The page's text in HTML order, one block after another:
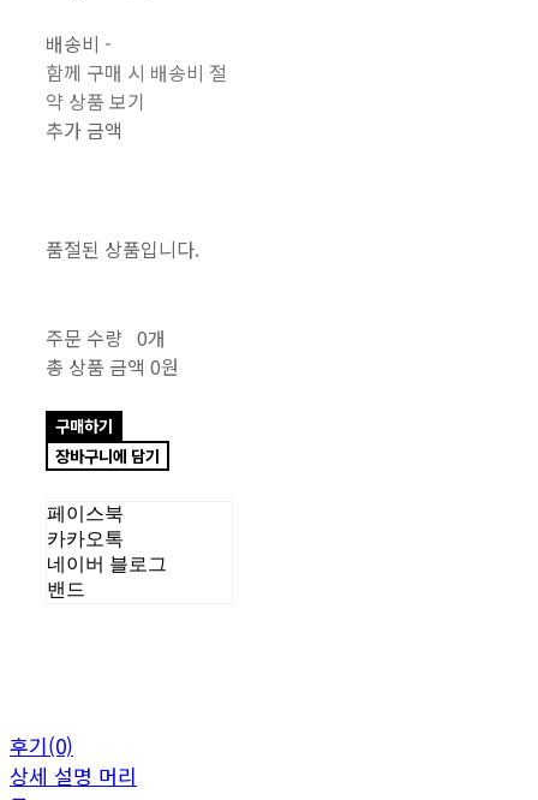
배송비-
함께 구매 시 배송비 절
약 상품 보기
추가 금액
품절된 상품입니다.
주문 수량 0개
총 상품 금액 0원
구매하기
장바구니에 담기
페이스북
카카오톡
네이버 블로그
밴드
후기(0)
상세 설명 머리